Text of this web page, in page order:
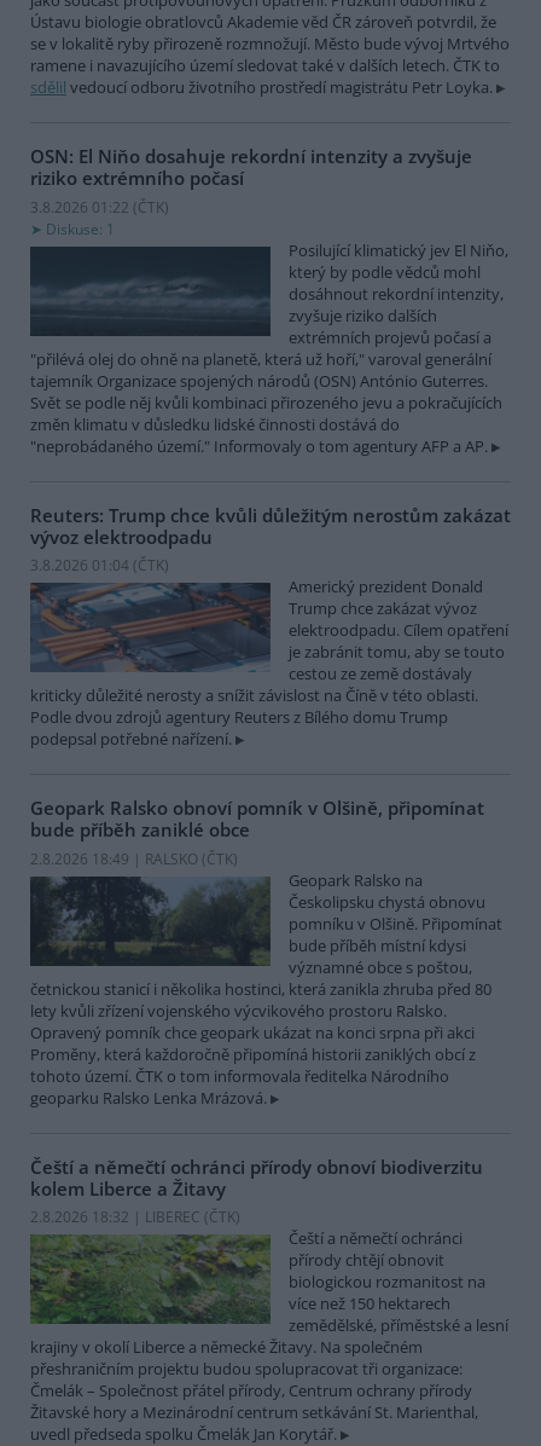
Ústavu biologie obratlovců Akademie věd ČR zároveň potvrdil, že
se v lokalitě ryby přirozeně rozmnožují. Město bude vývoj Mrtvého
ramene i navazujícího území sledovat také v dalších letech. ČTK to
sdělil vedoucí odboru životního prostředí magistrátu Petr Loyka.
OSN: El Niňo dosahuje rekordní intenzity a zvyšuje
riziko extrémního počasí
3.8.2026 01:22 (ČTK)
Diskuse: 1
Posilující klimatický jev El Niňo,
který by podle vědců mohl
dosáhnout rekordní intenzity,
zvyšuje riziko dalších
extrémních projevů počasí a
"přilévá olej do ohně na planetě, která už hoří," varoval generální
tajemník Organizace spojených národů (OSN) António Guterres.
Svět se podle něj kvůli kombinaci přirozeného jevu a pokračujících
změn klimatu v důsledku lidské činnosti dostává do
"neprobádaného území." Informovaly o tom agentury AFP a AP.
Reuters: Trump chce kvůli důležitým nerostům zakázat
vývoz elektroodpadu
3.8.2026 01:04 (ČTK)
Americký prezident Donald
Trump chce zakázat vývoz
elektroodpadu. Cílem opatření
je zabránit tomu, aby se touto
cestou ze země dostávaly
kriticky důležité nerosty a snížit závislost na Číně v této oblasti.
Podle dvou zdrojů agentury Reuters z Bílého domu Trump
podepsal potřebné nařízení.
Geopark Ralsko obnoví pomník v Olšině, připomínat
bude příběh zaniklé obce
2.8.2026 18:49 | RALSKO (ČTK)
Geopark Ralsko na
Českolipsku chystá obnovu
pomníku v Olšině. Připomínat
bude příběh místní kdysi
významné obce s poštou,
četnickou stanicí i několika hostinci, která zanikla zhruba před 80
lety kvůli zřízení vojenského výcvikového prostoru Ralsko.
Opravený pomník chce geopark ukázat na konci srpna při akci
Proměny, která každoročně připomíná historii zaniklých obcí z
tohoto území. ČTK o tom informovala ředitelka Národního
geoparku Ralsko Lenka Mrázová.
Čeští a němečtí ochránci přírody obnoví biodiverzitu
kolem Liberce a Žitavy
2.8.2026 18:32 | LIBEREC (ČTK)
Čeští a němečtí ochránci
přírody chtějí obnovit
biologickou rozmanitost na
více než 150 hektarech
zemědělské, příměstské a lesní
krajiny v okolí Liberce a německé Žitavy. Na společném
přeshraničním projektu budou spolupracovat tři organizace:
Čmelák – Společnost přátel přírody, Centrum ochrany přírody
Žitavské hory a Mezinárodní centrum setkávání St. Marienthal,
uvedl předseda spolku Čmelák Jan Korytář.